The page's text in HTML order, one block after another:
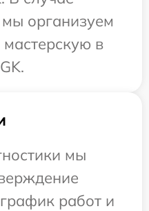
организуем
в
мы
работ и